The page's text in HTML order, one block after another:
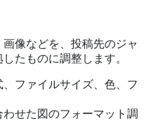
像などを、投稿先のジャ
たものに調整します。
ファイルサイズ、色、フ
せた図のフォーマット調